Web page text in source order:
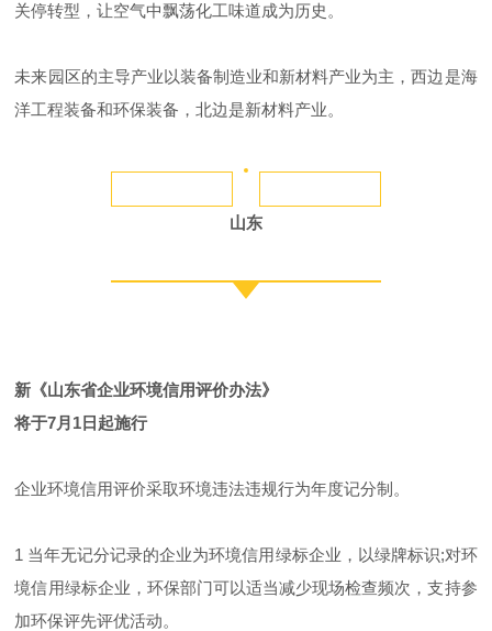
关停转型，让空气中飘荡化工味道成为历史。
未来园区的主导产业以装备制造业和新材料产业为主，西边是海
洋工程装备和环保装备，北边是新材料产业。
山东
新《山东省企业环境信用评价办法》
将于7月1日起施行
企业环境信用评价采取环境违法违规行为年度记分制。
1 当年无记分记录的企业为环境信用绿标企业，以绿牌标识;对环
境信用绿标企业，环保部门可以适当减少现场检查频次，支持参
加环保评先评优活动。